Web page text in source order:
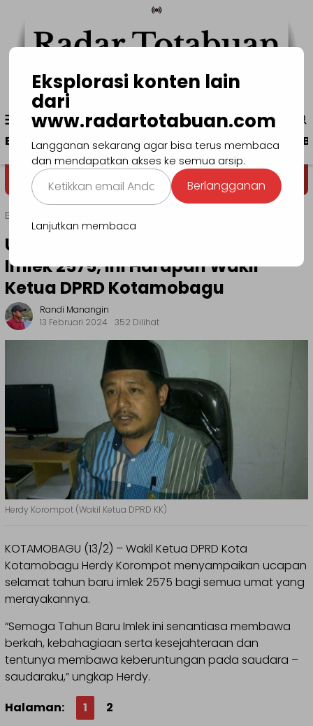
konten
Menu
Mobile
www.radartotabuan.com
Beranda Kotamobagu Bolmong Boltim
Dega' Niondon Selamat
Beranda
Ucapkan Selamat Tahun Baru
Imlek 2575, Ini Harapan Wakil
Ketua DPRD Kotamobagu
Randi Manangin
13 Februari 2024
352 Dilihat
Herdy Korompot (Wakil Ketua DPRD KK)
KOTAMOBAGU (13/2) – Wakil Ketua DPRD Kota
Kotamobagu Herdy Korompot menyampaikan ucapan
selamat tahun baru imlek 2575 bagi semua umat yang
merayakannya.
“Semoga Tahun Baru Imlek ini senantiasa membawa
berkah, kebahagiaan serta kesejahteraan dan
tentunya membawa keberuntungan pada saudara –
saudaraku,” ungkap Herdy.
Halaman:
1 2
Eksplorasi konten lain
dari
www.radartotabuan.com
Langganan sekarang agar bisa terus membaca
dan mendapatkan akses ke semua arsip.
Ketikkan
email
Anda...
Berlangganan
Lanjutkan membaca